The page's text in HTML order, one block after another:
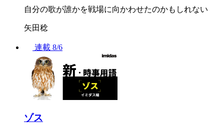
自分の歌が誰かを戦場に向かわせたのかもしれない
矢田稔
連載 8/6
ゾス